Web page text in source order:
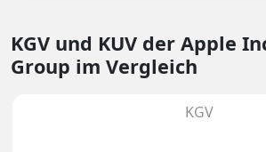
KGV und KUV der Apple
Group im Vergleich
KGV